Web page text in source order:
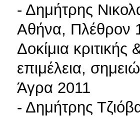
- Δημήτρης
Αθήνα, Πλέθρον
Δοκίμια
επιμέλεια,
Άγρα 2011
- Δημήτρης